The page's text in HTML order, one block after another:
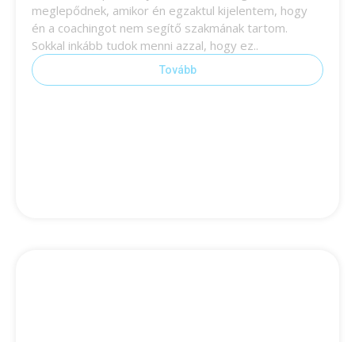
meglepődnek, amikor én egzaktul kijelentem, hogy
én a coachingot nem segítő szakmának tartom.
Sokkal inkább tudok menni azzal, hogy ez..
Tovább